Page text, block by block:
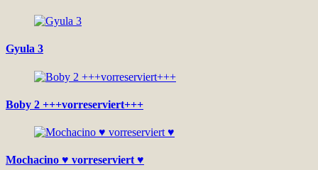
Gyula 3
Boby 2 +++vorreserviert+++
Mochacino ♥ vorreserviert ♥